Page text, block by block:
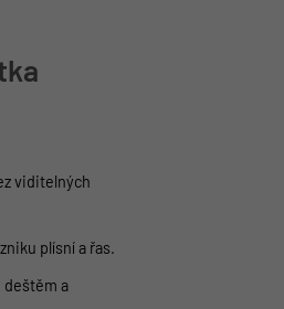
viditelných
plísní a řas.
deštěm a